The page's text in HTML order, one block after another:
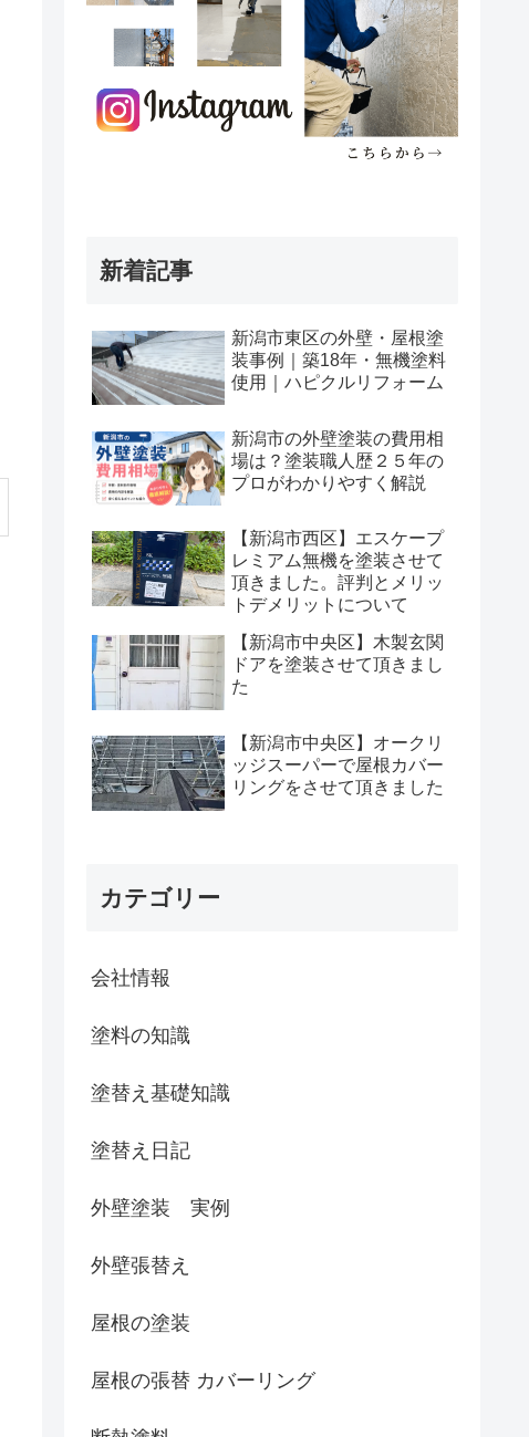
新着記事
新潟市東区の外壁・屋根塗
装事例｜築18年・無機塗料
使用｜ハピクルリフォーム
新潟市の外壁塗装の費用相
場は？塗装職人歴２５年の
プロがわかりやすく解説
【新潟市西区】エスケープ
レミアム無機を塗装させて
頂きました。評判とメリッ
トデメリットについて
【新潟市中央区】木製玄関
ドアを塗装させて頂きまし
た
【新潟市中央区】オークリ
ッジスーパーで屋根カバー
リングをさせて頂きました
カテゴリー
会社情報
塗料の知識
塗替え基礎知識
塗替え日記
外壁塗装 実例
外壁張替え
屋根の塗装
屋根の張替 カバーリング